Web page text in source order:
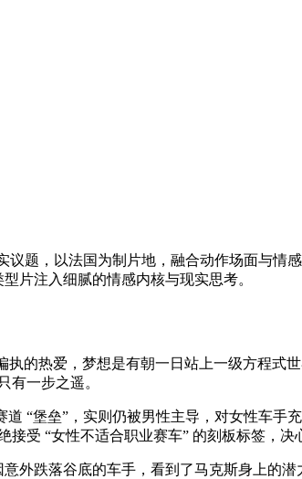
议题，以法国为制片地，融合动作场面与
片注入细腻的情感内核与现实思考。
的热爱，梦想是有朝一日站上一级方程式
有一步之遥。
“堡垒”，实则仍被男性主导，对女性车手
受 “女性不适合职业赛车” 的刻板标签，决
跌落谷底的车手，看到了马克斯身上的